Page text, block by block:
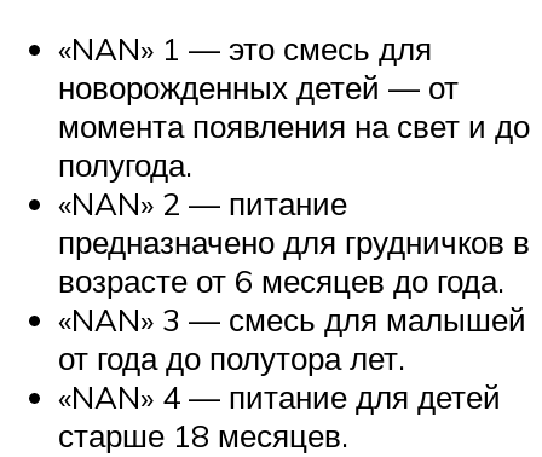
«NAN» 1 — это смесь для
новорожденных детей — от
момента появления на свет и до
полугода.
«NAN» 2 — питание
предназначено для грудничков в
возрасте от 6 месяцев до года.
«NAN» 3 — смесь для малышей
от года до полутора лет.
«NAN» 4 — питание для детей
старше 18 месяцев.